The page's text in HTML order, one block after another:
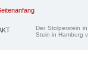
Der Stolperstein
Stein in Hamburg